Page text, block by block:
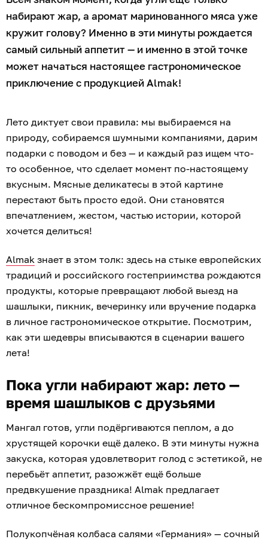
набирают жар, а аромат маринованного мяса уже
кружит голову? Именно в эти минуты рождается
самый сильный аппетит — и именно в этой точке
может начаться настоящее гастрономическое
приключение с продукцией Almak!
Лето диктует свои правила: мы выбираемся на
природу, собираемся шумными компаниями, дарим
подарки с поводом и без — и каждый раз ищем что-
то особенное, что сделает момент по-настоящему
вкусным. Мясные деликатесы в этой картине
перестают быть просто едой. Они становятся
впечатлением, жестом, частью истории, которой
хочется делиться!
Almak знает в этом толк: здесь на стыке европейских
традиций и российского гостеприимства рождаются
продукты, которые превращают любой выезд на
шашлыки, пикник, вечеринку или вручение подарка
в личное гастрономическое открытие. Посмотрим,
как эти шедевры вписываются в сценарии вашего
лета!
Пока угли набирают жар: лето —
время шашлыков с друзьями
Мангал готов, угли подёргиваются пеплом, а до
хрустящей корочки ещё далеко. В эти минуты нужна
закуска, которая удовлетворит голод с эстетикой, не
перебьёт аппетит, разожжёт ещё больше
предвкушение праздника! Almak предлагает
отличное бескомпромиссное решение!
Полукопчёная колбаса салями «Германия» — сочный